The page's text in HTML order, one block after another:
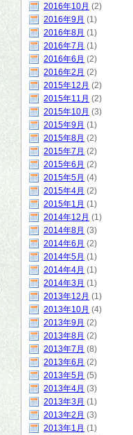
2016年10月 (2)
2016年9月 (1)
2016年8月 (1)
2016年7月 (1)
2016年6月 (2)
2016年2月 (2)
2015年12月 (2)
2015年11月 (2)
2015年10月 (3)
2015年9月 (1)
2015年8月 (2)
2015年7月 (2)
2015年6月 (2)
2015年5月 (4)
2015年4月 (2)
2015年1月 (1)
2014年12月 (1)
2014年8月 (3)
2014年6月 (2)
2014年5月 (1)
2014年4月 (1)
2014年3月 (1)
2013年12月 (1)
2013年10月 (4)
2013年9月 (2)
2013年8月 (2)
2013年7月 (8)
2013年6月 (2)
2013年5月 (5)
2013年4月 (3)
2013年3月 (1)
2013年2月 (3)
2013年1月 (1)